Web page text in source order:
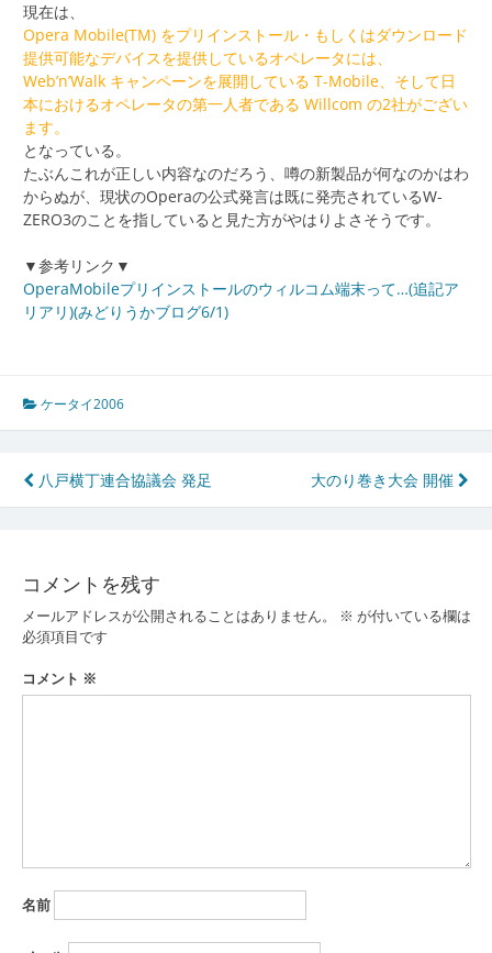
現在は、
Opera Mobile(TM) をプリインストール・もしくはダウンロード
提供可能なデバイスを提供しているオペレータには、
Web’n’Walk キャンペーンを展開している T-Mobile、そして日
本におけるオペレータの第一人者である Willcom の2社がござい
ます。
となっている。
たぶんこれが正しい内容なのだろう、噂の新製品が何なのかはわ
からぬが、現状のOperaの公式発言は既に発売されているW-
ZERO3のことを指していると見た方がやはりよさそうです。
▼参考リンク▼
OperaMobileプリインストールのウィルコム端末って…(追記ア
リアリ)(みどりうかブログ6/1)
ケータイ2006
投
稿
ビ
ゲ
ー
シ
八戸横丁連合協議会 発足 大のり巻き大会 開催
コメントを残す
メールアドレスが公開されることはありません。 ※ が付いている欄は
必須項目です
コメント ※
名前